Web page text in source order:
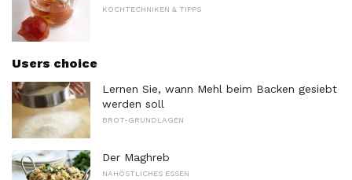
KOCHTECHNIKEN & TIPPS
Users choice
Lernen Sie, wann Mehl beim Backen gesiebt
werden soll
BROT-GRUNDLAGEN
Der Maghreb
NAHÖSTLICHES ESSEN